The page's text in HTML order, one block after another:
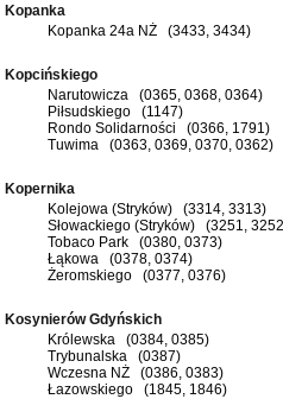
Kopanka
Kopanka 24a NŻ (3433, 3434)
Kopcińskiego
Narutowicza (0365, 0368, 0364)
Piłsudskiego (1147)
Rondo Solidarności (0366, 1791)
Tuwima (0363, 0369, 0370, 0362)
Kopernika
Kolejowa (Stryków) (3314, 3313)
Słowackiego (Stryków) (3251,
Tobaco Park (0380, 0373)
Łąkowa (0378, 0374)
Żeromskiego (0377, 0376)
Kosynierów Gdyńskich
Królewska (0384, 0385)
Trybunalska (0387)
Wczesna NŻ (0386, 0383)
Łazowskiego (1845, 1846)